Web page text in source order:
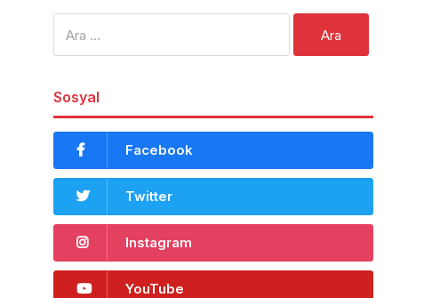
Sosyal
Facebook
Twitter
Instagram
YouTube